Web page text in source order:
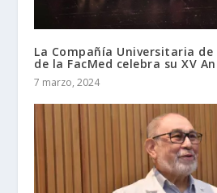
La Compañía Universitaria de
de la FacMed celebra su XV
7 marzo, 2024